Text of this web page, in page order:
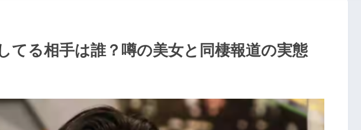
てる相手は誰？噂の美女と同棲報道の実態